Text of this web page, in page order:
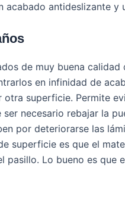
acabado antideslizante
de muy buena
en infinidad de
superficie. Permite
ser necesario rebajar la
por deteriorarse las
superficie es que el
pasillo. Lo bueno es que